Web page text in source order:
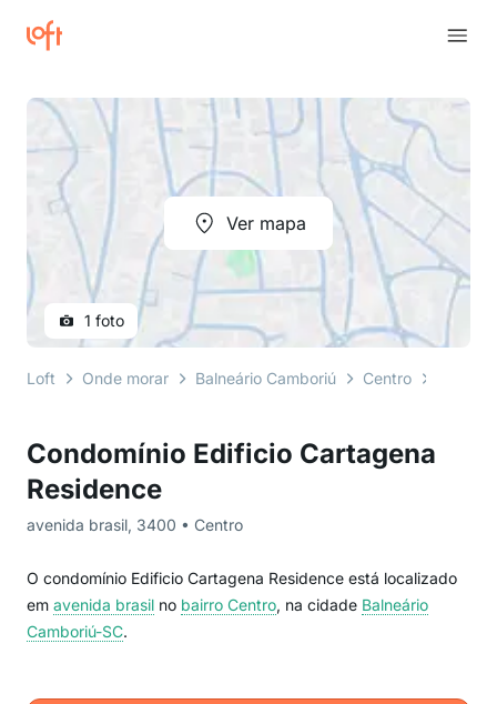
Condomínio Edificio Cartagena
Residence
avenida brasil, 3400 • Centro
O condomínio Edificio Cartagena Residence está localizado
em avenida brasil no bairro Centro, na cidade Balneário
Camboriú-SC.
Ver mapa
1 foto
Loft Onde morar Balneário Camboriú Centro